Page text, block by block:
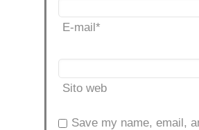
E-mail*
Sito web
Save my name, email,